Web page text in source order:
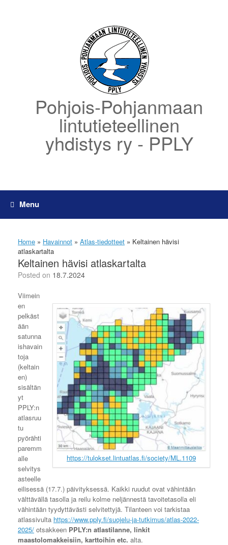
Pohjois-Pohjanmaan
lintutieteellinen
yhdistys ry - PPLY
Menu
Home » Havainnot » Atlas-tiedotteet » Keltainen hävisi
atlaskartalta
Keltainen hävisi atlaskartalta
Posted on 18.7.2024
https://tulokset.lintuatlas.fi/society/ML.1109
Viimein
en
pelkäst
ään
satunna
ishavain
toja
(keltain
en)
sisältän
yt
PPLY:n
atlasruu
tu
pyörähti
paremm
alle
selvitys
asteelle
eilisessä (17.7.) päivityksessä. Kaikki ruudut ovat vähintään
välttävällä tasolla ja reilu kolme neljännestä tavoitetasolla eli
vähintään tyydyttävästi selvitettyjä. Tilanteen voi tarkistaa
atlassivulta https://www.pply.fi/suojelu-ja-tutkimus/atlas-2022-
2025/ otsakkeen PPLY:n atlastilanne, linkit
maastolomakkeisiin, karttoihin etc. alta.